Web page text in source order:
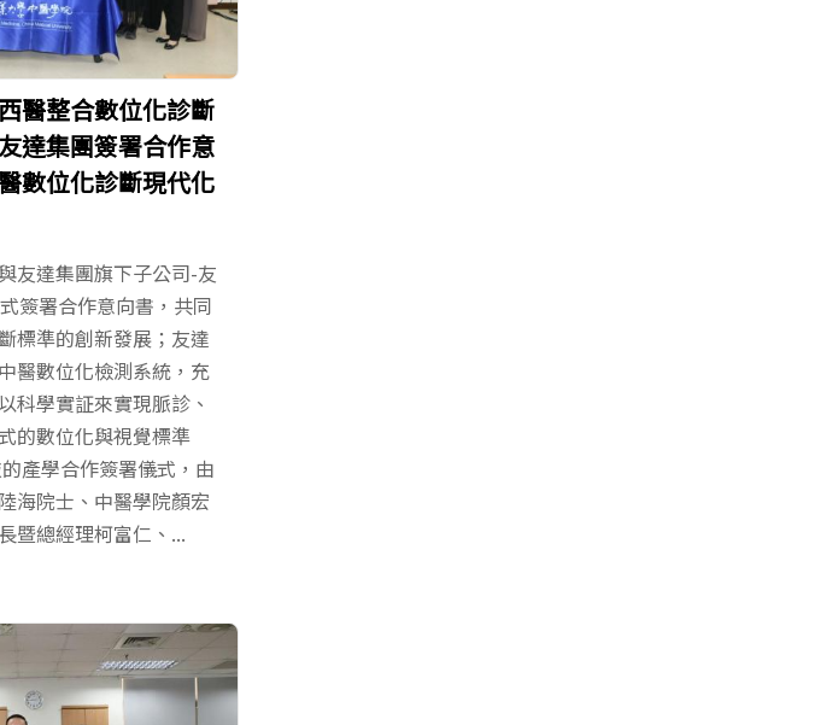
醫整合數位化診斷
達集團簽署合作意
數位化診斷現代化
友達集團旗下子公司-友
簽署合作意向書，共同
標準的創新發展；友達
醫數位化檢測系統，充
科學實証來實現脈診、
的數位化與視覺標準
產學合作簽署儀式，由
海院士、中醫學院顏宏
暨總經理柯富仁、...